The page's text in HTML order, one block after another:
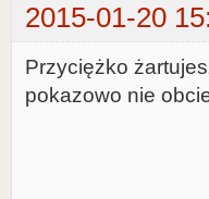
2015-01-20
Przyciężko
pokazowo nie